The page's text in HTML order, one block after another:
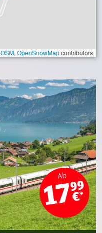
OSM, OpenSnowMapcontributors